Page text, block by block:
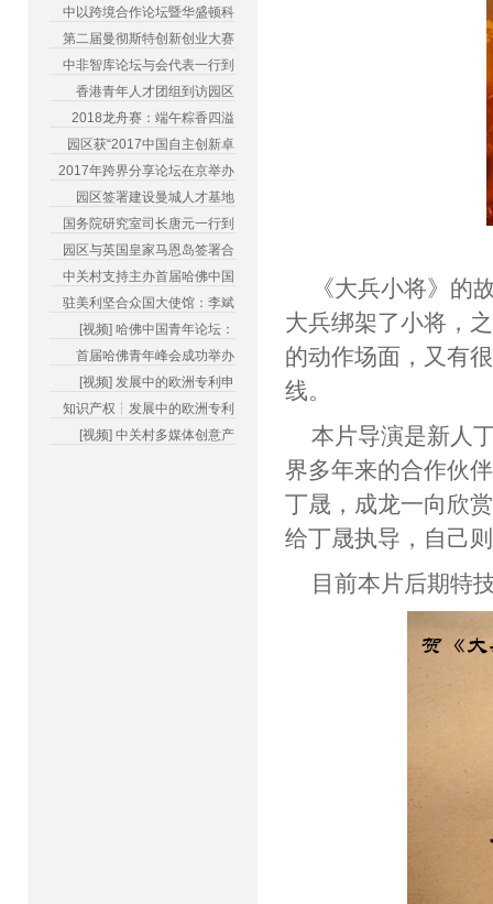
中以跨境合作论坛暨华盛顿科
第二届曼彻斯特创新创业大赛
中非智库论坛与会代表一行到
香港青年人才团组到访园区
2018龙舟赛：端午粽香四溢
园区获“2017中国自主创新卓
2017年跨界分享论坛在京举办
园区签署建设曼城人才基地
国务院研究室司长唐元一行到
园区与英国皇家马恩岛签署合
中关村支持主办首届哈佛中国
驻美利坚合众国大使馆：李斌
[视频] 哈佛中国青年论坛：
首届哈佛青年峰会成功举办
[视频] 发展中的欧洲专利申
知识产权┆发展中的欧洲专利
[视频] 中关村多媒体创意产
《大兵小将》的
大兵绑架了小将，
的动作场面，又有
线。
本片导演是新人
界多年来的合作伙
丁晟，成龙一向欣
给丁晟执导，自己
目前本片后期特